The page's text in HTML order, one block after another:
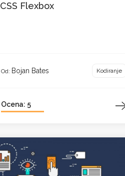
CSS Flexbox
Od: Bojan Bates Kodiranje
Ocena: 5